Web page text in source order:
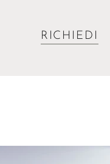
RICHIEDI